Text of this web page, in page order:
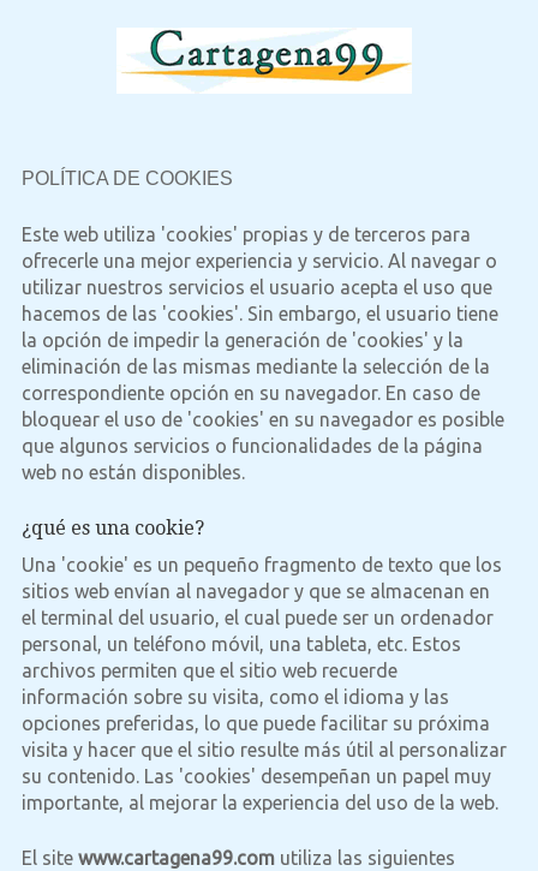
POLÍTICA DE COOKIES
Este web utiliza 'cookies' propias y de terceros para
ofrecerle una mejor experiencia y servicio. Al navegar o
utilizar nuestros servicios el usuario acepta el uso que
hacemos de las 'cookies'. Sin embargo, el usuario tiene
la opción de impedir la generación de 'cookies' y la
eliminación de las mismas mediante la selección de la
correspondiente opción en su navegador. En caso de
bloquear el uso de 'cookies' en su navegador es posible
que algunos servicios o funcionalidades de la página
web no están disponibles.
¿qué es una cookie?
Una 'cookie' es un pequeño fragmento de texto que los
sitios web envían al navegador y que se almacenan en
el terminal del usuario, el cual puede ser un ordenador
personal, un teléfono móvil, una tableta, etc. Estos
archivos permiten que el sitio web recuerde
información sobre su visita, como el idioma y las
opciones preferidas, lo que puede facilitar su próxima
visita y hacer que el sitio resulte más útil al personalizar
su contenido. Las 'cookies' desempeñan un papel muy
importante, al mejorar la experiencia del uso de la web.
El site www.cartagena99.comutiliza las siguientes